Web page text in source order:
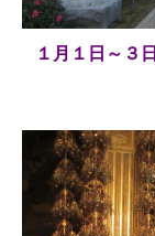
１月１日～３